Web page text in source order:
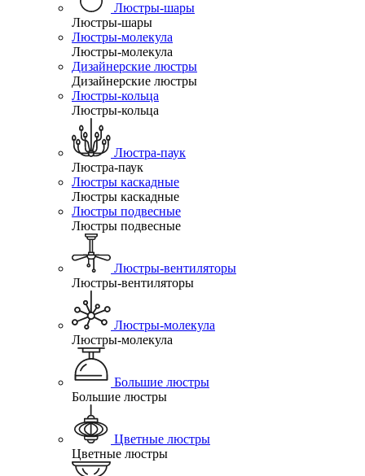
Люстры-шары
Люстры-шары
Люстры-молекула
Люстры-молекула
Дизайнерские люстры
Дизайнерские люстры
Люстры-кольца
Люстры-кольца
Люстра-паук
Люстра-паук
Люстры каскадные
Люстры каскадные
Люстры подвесные
Люстры подвесные
Люстры-вентиляторы
Люстры-вентиляторы
Люстры-молекула
Люстры-молекула
Большие люстры
Большие люстры
Цветные люстры
Цветные люстры